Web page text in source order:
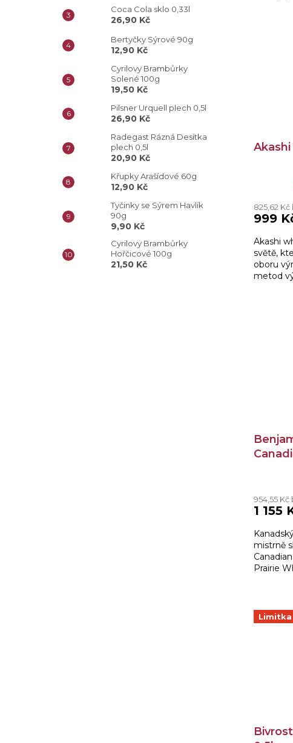
Coca Cola sklo 0,33l
26,90 Kč
Bertyčky Sýrové 90g
12,90 Kč
Cyrilovy Brambůrky
Solené 100g
19,50 Kč
Pilsner Urquell plech 0,5l
26,90 Kč
Radegast Rázná Desítka
plech 0,5l
20,90 Kč
Křupky Arašídové 60g
12,90 Kč
Tyčinky se Sýrem Havlík
90g
9,90 Kč
Cyrilovy Brambůrky
Hořčicové 100g
21,50 Kč
825,62
999
Akashi
světě,
oboru
metod
954,55 Kč
1 155
mistrně
Prairie
Limitka